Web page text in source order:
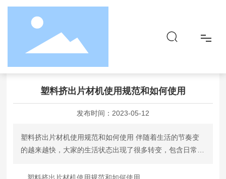
品牌&产品
首页 新闻动态 行业资讯
塑料挤出片材机使用规范和如何使用
发布时间： 2023-05-12
塑料挤出片材机使用规范和如何使用 伴随着生活的节奏变
的越来越快，大家的生活状态出现了很多转变，包含日常生
塑料挤出片材机是作为这种塑料制品关键机器设备。